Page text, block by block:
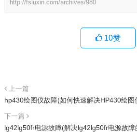
http://fsluxin.com/archives/980
10赞
上一篇
hp430绘图仪故障(如何快速解决HP430绘
下一篇
lg42lg50fr电源故障(解决lg42lg50fr电源故障